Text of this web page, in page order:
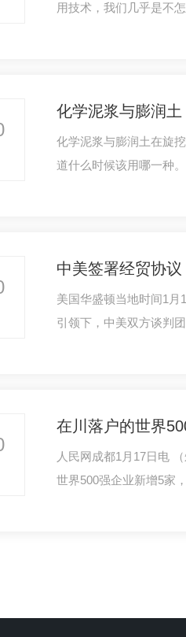
用技术，我们几乎是不
化学泥浆与膨润
化学泥浆与膨润土在旋
道什么时候该用哪一种
中美签署经贸协
美国华盛顿当地时间1月
引领下，中美双方谈判
在川落户的世界
人民网成都1月17日电
世界500强企业新增5家